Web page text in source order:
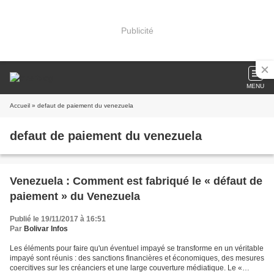
Publicité
MENU
Accueil » defaut de paiement du venezuela
defaut de paiement du venezuela
Venezuela : Comment est fabriqué le « défaut de
paiement » du Venezuela
Publié le 19/11/2017 à 16:51
Par Bolivar Infos
Les éléments pour faire qu'un éventuel impayé se transforme en un véritable
impayé sont réunis : des sanctions financières et économiques, des mesures
coercitives sur les créanciers et une large couverture médiatique. Le «